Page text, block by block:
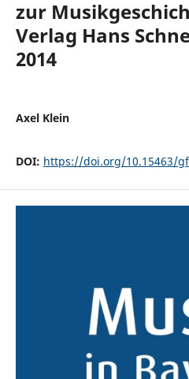
zur
Verlag Hans
2014
Axel Klein
DOI: https://doi.org/10.15463/